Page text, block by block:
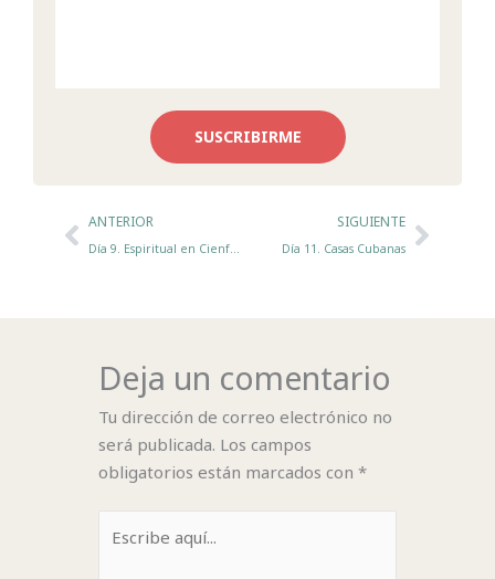
SUSCRIBIRME
AntANTERIOR
Día 9. Espiritual en Cienfuegos
SIGUIENTE
Día 11. Casas Cubanas
Deja un comentario
Tu dirección de correo electrónico no
será publicada. Los campos
obligatorios están marcados con *
aquí...